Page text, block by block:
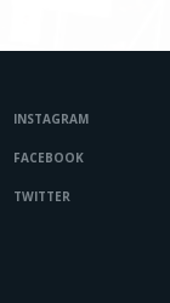
INSTAGRAM
FACEBOOK
TWITTER